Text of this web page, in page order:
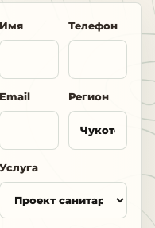
Имя Телефон
Email Регион
Услуга